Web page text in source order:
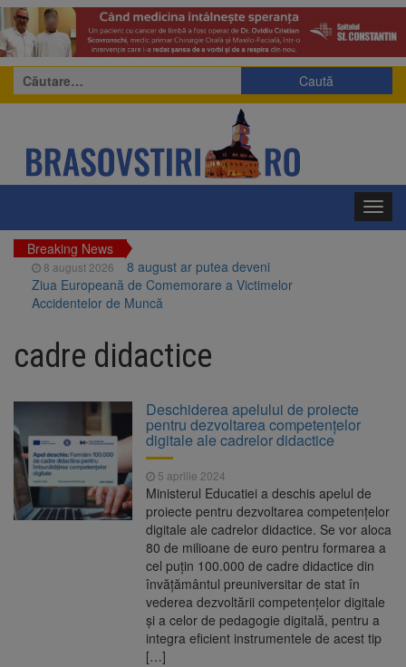
Caută
după:
Breaking News
8 august 2026
8 august ar putea deveni
Ziua Europeană de Comemorare a Victimelor
Accidentelor de Muncă
fostului complex Duplex 91, de lângă Piața
Star
Nivelul Dunării a început să crească
8 august 2026
Asociația Română pentru
Iluminat cere reducerea luminii pe timpul
nopții, nu oprirea iluminatului public
7 august 2026
Trafic blocat pe DN1E Brașov
– Poiana Brașov după un accident. Două
persoane primesc îngrijiri medicale
Se schimbă examenul de
medic specialist. Subiecte unice în toată țara,
aceeași oră și același barem
cadre didactice
Deschiderea apelului de proiecte
pentru dezvoltarea competențelor
digitale ale cadrelor didactice
5 aprilie 2024
Ministerul Educatiei a deschis apelul de
proiecte pentru dezvoltarea competențelor
digitale ale cadrelor didactice. Se vor aloca
80 de milioane de euro pentru formarea a
cel puțin 100.000 de cadre didactice din
învățământul preuniversitar de stat în
vederea dezvoltării competențelor digitale
și a celor de pedagogie digitală, pentru a
integra eficient instrumentele de acest tip
[…]